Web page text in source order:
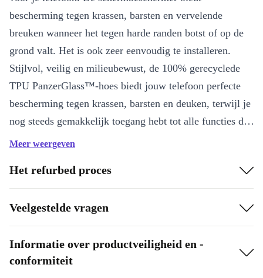
iPhone 13/14
iPhone 14 Plus +€7
iPhone 14 Pro Max
iPhone 15
iPhone 15 Plus +€7
iPhone X/Xs +€1
bescherming tegen krassen, barsten en vervelende
breuken wanneer het tegen harde randen botst of op de
grond valt. Het is ook zeer eenvoudig te installeren.
Stijlvol, veilig en milieubewust, de 100% gerecyclede
TPU PanzerGlass™-hoes biedt jouw telefoon perfecte
bescherming tegen krassen, barsten en deuken, terwijl je
nog steeds gemakkelijk toegang hebt tot alle functies die
je nodig hebt.
Meer weergeven
Het refurbed proces
Veelgestelde vragen
Informatie over productveiligheid en -
conformiteit